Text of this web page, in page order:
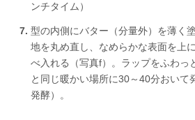
ンチタイム）
型の内側にバター（分量外）を薄く
地を丸め直し、なめらかな表面を上
べ入れる（写真f）。ラップをふわっ
と同じ暖かい場所に30～40分おいて
発酵）。